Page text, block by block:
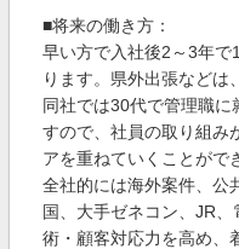
■将来の働き方：
早い方で入社後2～3年で
ります。県外出張などは
同社では30代で管理職に
すので、社員の取り組み
アを重ねていくことがで
全社的には海外案件、公
国、大手ゼネコン、JR
術・顧客対応力を高め、